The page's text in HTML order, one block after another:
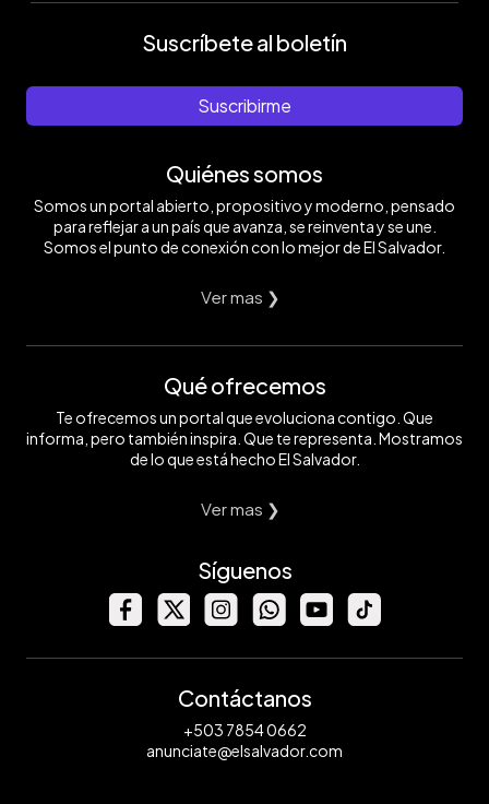
Suscríbete al boletín
Suscribirme
Quiénes somos
Somos un portal abierto, propositivo y moderno, pensado
para reflejar a un país que avanza, se reinventa y se une.
Somos el punto de conexión con lo mejor de El Salvador.
Ver mas ❯
Qué ofrecemos
Te ofrecemos un portal que evoluciona contigo. Que
informa, pero también inspira. Que te representa. Mostramos
de lo que está hecho El Salvador.
Ver mas ❯
Síguenos
Contáctanos
+503 7854 0662
anunciate@elsalvador.com